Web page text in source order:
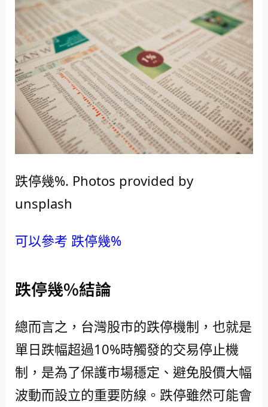
跌停幾%. Photos provided by
unsplash
可以參考 跌停幾%
跌停幾%結論
總而言之，台灣股市的跌停機制，也就是
單日跌幅超過10%時觸發的交易停止機
制，是為了保護市場穩定、避免股價大幅
波動而設立的重要防線。跌停雖然可能會